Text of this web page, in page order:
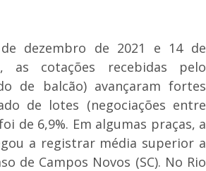
dezembro de 2021 e 14 de
as cotações recebidas pelo
de balcão) avançaram fortes
de lotes (negociações entre
de 6,9%. Em algumas praças, a
a registrar média superior a
de Campos Novos (SC). No Rio